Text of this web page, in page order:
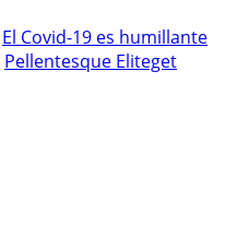
El Covid-19 es humillante
Pellentesque Eliteget